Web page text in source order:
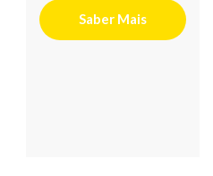
Saber Mais